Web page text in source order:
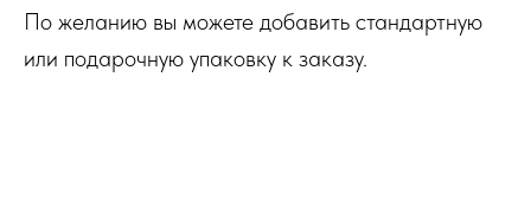
По желанию вы можете добавить стандартную
или подарочную упаковку к заказу.